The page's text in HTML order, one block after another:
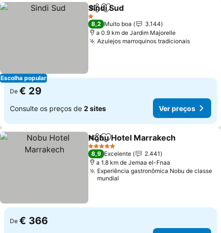
Escolha popular
PartilharAdicionar aos favoritos
Sindi Sud
1 Estrelas
8,2 Muito boa
3.144
a 0.9 km de Jardim Majorelle
Azulejos marroquinos tradicionais
De € 29
Consulte os preços de 2 sites Ver preços
PartilharAdicionar aos favoritos
Nobu Hotel Marrakech
5 Estrelas
8,9 Excelente
2.441
a 1.8 km de Jemaa el-Fnaa
Experiência gastronômica Nobu de classe
mundial
De € 366